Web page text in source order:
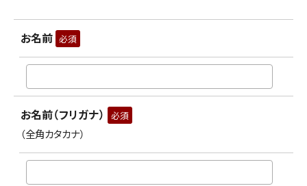
お名前 必須
お名前（フリガナ） 必須
（全角カタカナ）